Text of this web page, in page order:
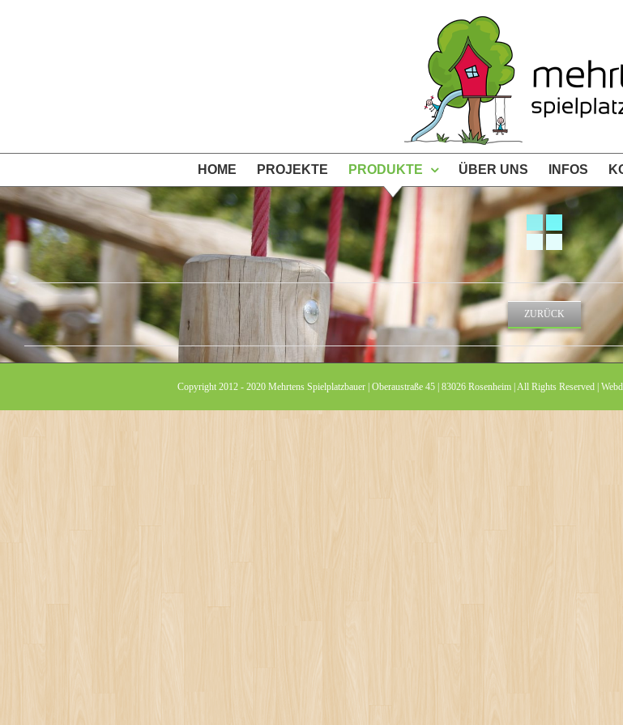
HOME PROJEKTE PRODUKTE ÜBER UNS INFOS
ZURÜCK
Copyright 2012 - 2020 Mehrtens Spielplatzbauer | Oberaustraße 45 | 83026 Rosenheim | All Rights Reserved |